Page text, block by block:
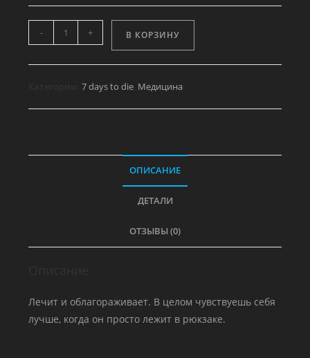
Количество
товара
Набор
- + В КОРЗИНУ
Категории:7 days to die Медицина
ОПИСАНИЕ
ДЕТАЛИ
ОТЗЫВЫ (0)
Лечит и облагораживает. В целом чувствуешь себя
лучше, когда он просто лежит в рюкзаке.